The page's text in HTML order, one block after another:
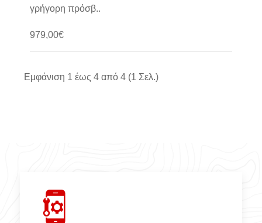
γρήγορη πρόσβ..
979,00€
Εμφάνιση 1 έως 4 από 4 (1 Σελ.)